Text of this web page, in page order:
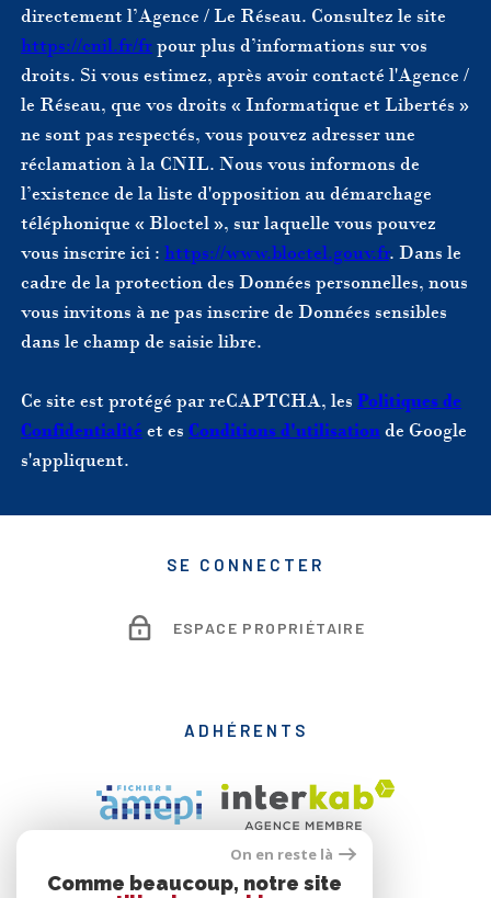
directement l’Agence / Le Réseau. Consultez le site
https://cnil.fr/frpour plus d’informations sur vos
droits. Si vous estimez, après avoir contacté l'Agence /
le Réseau, que vos droits « Informatique et Libertés »
ne sont pas respectés, vous pouvez adresser une
réclamation à la CNIL. Nous vous informons de
l’existence de la liste d'opposition au démarchage
téléphonique « Bloctel », sur laquelle vous pouvez
vous inscrire ici : https://www.bloctel.gouv.fr. Dans le
cadre de la protection des Données personnelles, nous
vous invitons à ne pas inscrire de Données sensibles
dans le champ de saisie libre.
Ce site est protégé par reCAPTCHA, les Politiques de
Confidentialitéet es Conditions d'utilisationde Google
s'appliquent.
SE CONNECTER
ESPACE PROPRIÉTAIRE
ADHÉRENTS
On en reste là
Comme beaucoup, notre site